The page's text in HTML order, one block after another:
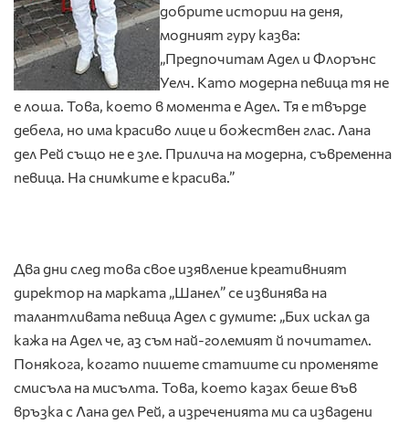
добрите истории на деня,
модният гуру казва:
„Предпочитам Адел и Флорънс
Уелч. Като модерна певица тя не
е лоша. Това, което в момента е Адел. Тя е твърде
дебела, но има красиво лице и божествен глас. Лана
дел Рей също не е зле. Прилича на модерна, съвременна
певица. На снимките е красива.”
Два дни след това свое изявление креативният
директор на марката „Шанел” се извинява на
талантливата певица Адел с думите: „Бих искал да
кажа на Адел че, аз съм най-големият й почитател.
Понякога, когато пишете статиите си променяте
смисъла на мисълта. Това, което казах беше във
връзка с Лана дел Рей, а изреченията ми са извадени